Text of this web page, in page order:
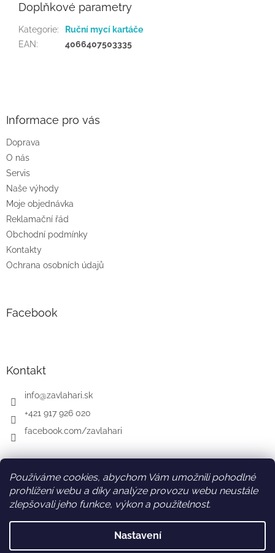
Používáme cookies, abychom Vám umožnili pohodlné
prohlížení webu a díky analýze provozu webu neustále
zlepšovali jeho funkce, výkon a použitelnost.
Nastavení
Doplňkové parametry
Kategorie:
Ruční mycí kartáče
EAN: 4066407503335
Informace pro vás
Doprava
O nás
Servis
Naše výhody
Moje objednávka
Reklamační řád
Obchodní podmínky
Kontakty
Ochrana osobních údajů
Facebook
Kontakt
info@zavlahari.sk
+421 917 926 020
facebook.com/zavlahari
SK AT DE
Vytvořil Shoptet